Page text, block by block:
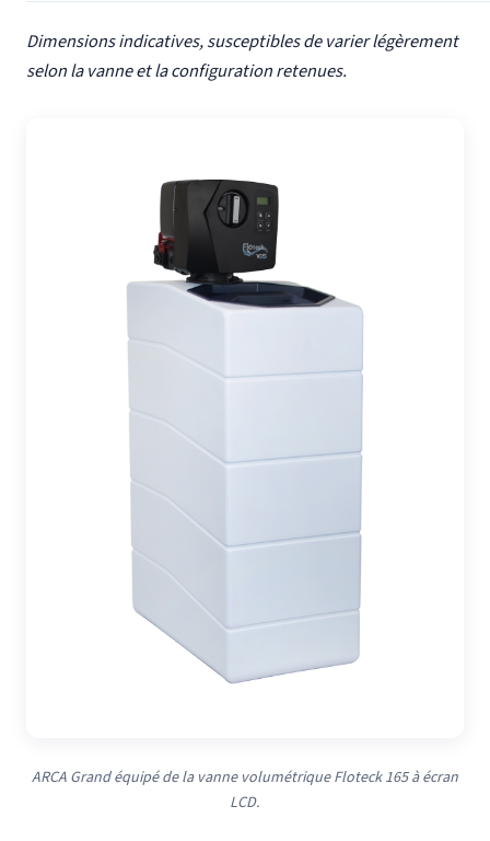
Dimensions indicatives, susceptibles de varier légèrement
selon la vanne et la configuration retenues.
ARCA Grand équipé de la vanne volumétrique Floteck 165 à écran
LCD.